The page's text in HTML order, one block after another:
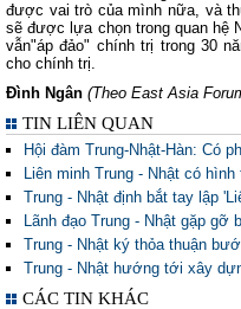
được vai trò của mình nữa, và
sẽ được lựa chọn trong quan hệ
vẫn"áp đảo" chính trị trong 30
cho chính trị.
Đình Ngân (Theo East Asia
TIN LIÊN QUAN
Hội đàm Trung-Nhật-Hàn: Có
Liên minh Trung - Nhật có hình
Trung - Nhật định bắt tay lập
Lãnh đạo Trung - Nhật gặp gỡ
Trung - Nhật ký thỏa thuận
Trung - Nhật hướng tới xây
CÁC TIN KHÁC